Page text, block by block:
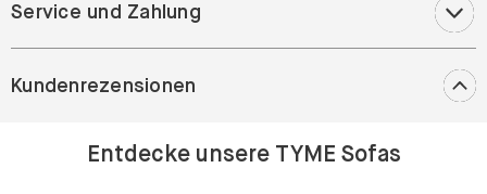
Service und Zahlung
Kundenrezensionen
Entdecke unsere TYME Sofas